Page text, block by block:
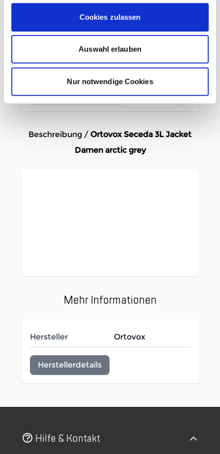
Cookies zulassen
Auswahl erlauben
Nur notwendige Cookies
UVP369,95 €
In den Warenkorb
Beschreibung / Ortovox Seceda 3L Jacket
Damen arctic grey
Mehr Informationen
Hersteller Ortovox
Herstellerdetails
Hilfe & Kontakt